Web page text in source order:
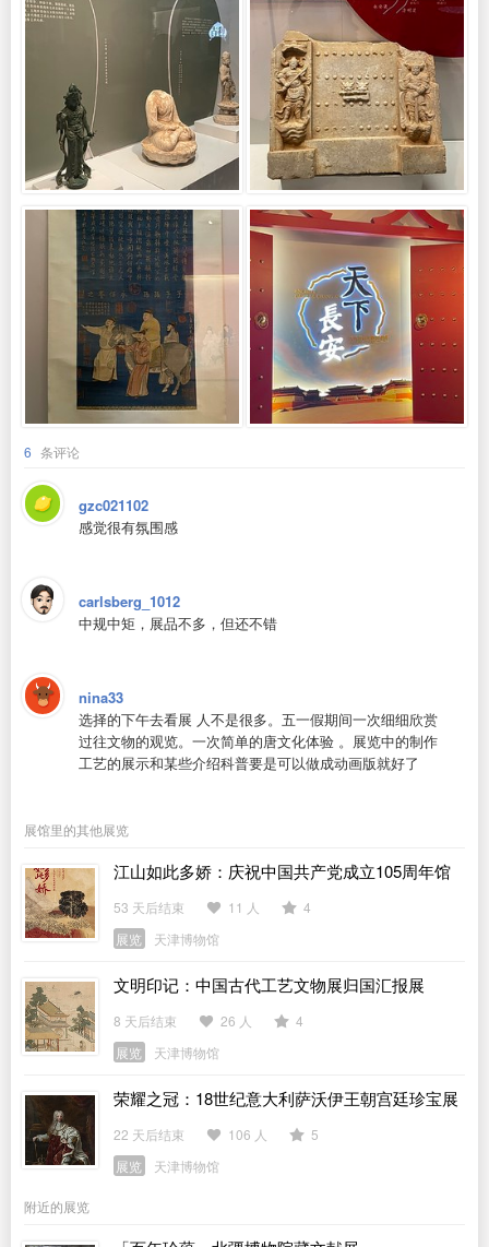
6 条评论
gzc021102
感觉很有氛围感
carlsberg_1012
中规中矩，展品不多，但还不错
nina33
选择的下午去看展 人不是很多。五一假期间一次细细欣赏
过往文物的观览。一次简单的唐文化体验 。展览中的制作
工艺的展示和某些介绍科普要是可以做成动画版就好了
展馆里的其他展览
江山如此多娇：庆祝中国共产党成立105周年馆
藏书画特展
53 天后结束 11 人
4
展览
天津博物馆
文明印记：中国古代工艺文物展归国汇报展
8 天后结束 26 人
4
展览
天津博物馆
荣耀之冠：18世纪意大利萨沃伊王朝宫廷珍宝展
22 天后结束 106 人
5
展览
天津博物馆
附近的展览